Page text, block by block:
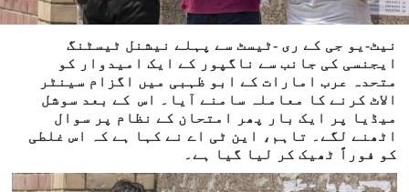
نیٹ-یو جی کے ری -ٹیسٹ سے پہلے نیشنل ٹیسٹنگ
ایجنسی کی جانب سے ناگپور کے ایک امیدوار کو
متحدہ عرب امارات کے ابو ظہبی میں اگزام سینٹر
الاٹ کرنے کا معاملہ سامنے آیا۔ اس کے بعد سوشل
میڈیا پر ایک بار پھر امتحان کے نظام پر سوال
اٹھنے لگے۔ تاہم، این ٹی اے نے کہا ہے کہ اس غلطی
کو فوراً ٹھیک کر لیا گیا ہے۔